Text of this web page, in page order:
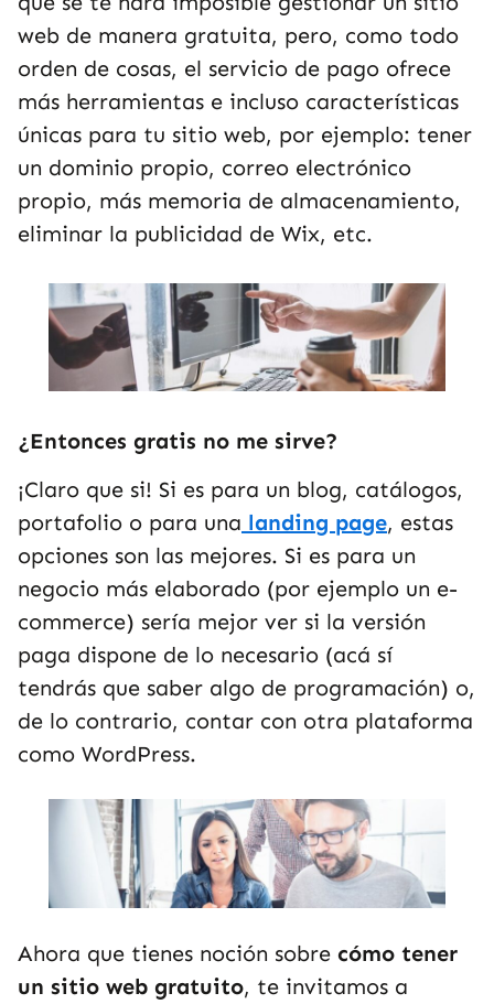
web de manera gratuita, pero, como todo
orden de cosas, el servicio de pago ofrece
más herramientas e incluso características
únicas para tu sitio web, por ejemplo: tener
un dominio propio, correo electrónico
propio, más memoria de almacenamiento,
eliminar la publicidad de Wix, etc.
¿Entonces gratis no me sirve?
¡Claro que si! Si es para un blog, catálogos,
portafolio o para una landing page, estas
opciones son las mejores. Si es para un
negocio más elaborado (por ejemplo un e-
commerce) sería mejor ver si la versión
paga dispone de lo necesario (acá sí
tendrás que saber algo de programación) o,
de lo contrario, contar con otra plataforma
como WordPress.
Ahora que tienes noción sobre cómo tener
un sitio web gratuito, te invitamos a